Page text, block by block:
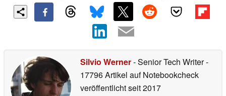
Silvio Werner- Senior Tech Writer-
17796 Artikel auf Notebookcheck
veröffentlichtseit 2017